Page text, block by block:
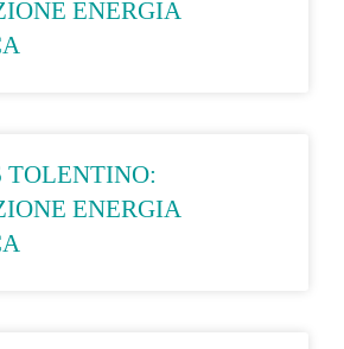
ENERGIA
TOLENTINO:
ENERGIA